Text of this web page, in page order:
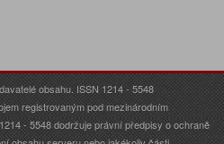
obsahu. ISSN 1214 - 5548
registrovaným pod mezinárodním
- 5548 dodržuje právní předpisy o ochraně